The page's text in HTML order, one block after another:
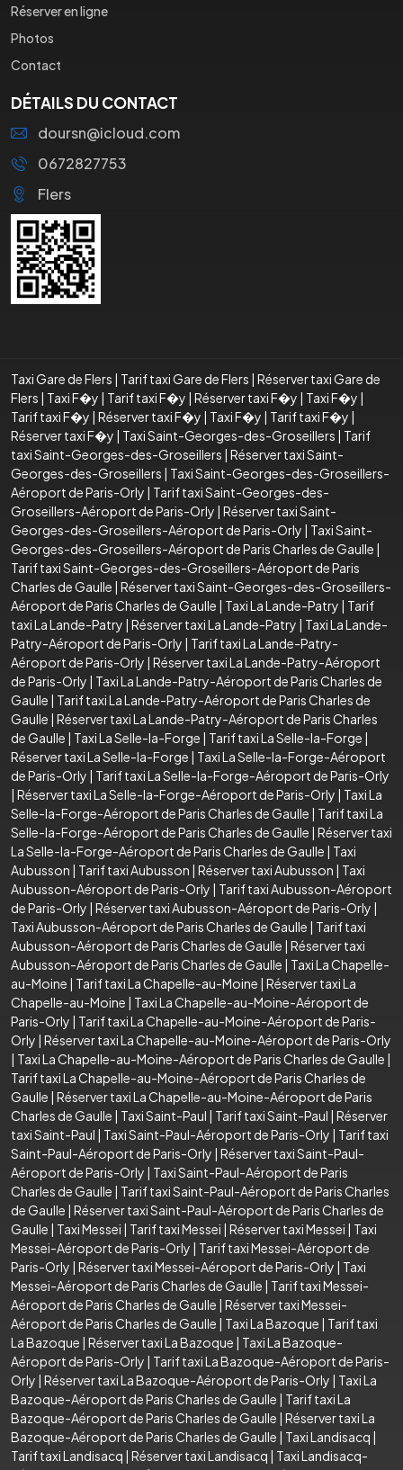
Réserver en ligne
Photos
Contact
DÉTAILS DU CONTACT
doursn@icloud.com
0672827753
Flers
Taxi Gare de Flers | Tarif taxi Gare de Flers | Réserver taxi Gare de
Flers | Taxi F�y | Tarif taxi F�y | Réserver taxi F�y | Taxi F�y |
Tarif taxi F�y | Réserver taxi F�y | Taxi F�y | Tarif taxi F�y |
Réserver taxi F�y | Taxi Saint-Georges-des-Groseillers | Tarif
taxi Saint-Georges-des-Groseillers | Réserver taxi Saint-
Georges-des-Groseillers | Taxi Saint-Georges-des-Groseillers-
Aéroport de Paris-Orly | Tarif taxi Saint-Georges-des-
Groseillers-Aéroport de Paris-Orly | Réserver taxi Saint-
Georges-des-Groseillers-Aéroport de Paris-Orly | Taxi Saint-
Georges-des-Groseillers-Aéroport de Paris Charles de Gaulle |
Tarif taxi Saint-Georges-des-Groseillers-Aéroport de Paris
Charles de Gaulle | Réserver taxi Saint-Georges-des-Groseillers-
Aéroport de Paris Charles de Gaulle | Taxi La Lande-Patry | Tarif
taxi La Lande-Patry | Réserver taxi La Lande-Patry | Taxi La Lande-
Patry-Aéroport de Paris-Orly | Tarif taxi La Lande-Patry-
Aéroport de Paris-Orly | Réserver taxi La Lande-Patry-Aéroport
de Paris-Orly | Taxi La Lande-Patry-Aéroport de Paris Charles de
Gaulle | Tarif taxi La Lande-Patry-Aéroport de Paris Charles de
Gaulle | Réserver taxi La Lande-Patry-Aéroport de Paris Charles
de Gaulle | Taxi La Selle-la-Forge | Tarif taxi La Selle-la-Forge |
Réserver taxi La Selle-la-Forge | Taxi La Selle-la-Forge-Aéroport
de Paris-Orly | Tarif taxi La Selle-la-Forge-Aéroport de Paris-Orly
| Réserver taxi La Selle-la-Forge-Aéroport de Paris-Orly | Taxi La
Selle-la-Forge-Aéroport de Paris Charles de Gaulle | Tarif taxi La
Selle-la-Forge-Aéroport de Paris Charles de Gaulle | Réserver taxi
La Selle-la-Forge-Aéroport de Paris Charles de Gaulle | Taxi
Aubusson | Tarif taxi Aubusson | Réserver taxi Aubusson | Taxi
Aubusson-Aéroport de Paris-Orly | Tarif taxi Aubusson-Aéroport
de Paris-Orly | Réserver taxi Aubusson-Aéroport de Paris-Orly |
Taxi Aubusson-Aéroport de Paris Charles de Gaulle | Tarif taxi
Aubusson-Aéroport de Paris Charles de Gaulle | Réserver taxi
Aubusson-Aéroport de Paris Charles de Gaulle | Taxi La Chapelle-
au-Moine | Tarif taxi La Chapelle-au-Moine | Réserver taxi La
Chapelle-au-Moine | Taxi La Chapelle-au-Moine-Aéroport de
Paris-Orly | Tarif taxi La Chapelle-au-Moine-Aéroport de Paris-
Orly | Réserver taxi La Chapelle-au-Moine-Aéroport de Paris-Orly
| Taxi La Chapelle-au-Moine-Aéroport de Paris Charles de Gaulle |
Tarif taxi La Chapelle-au-Moine-Aéroport de Paris Charles de
Gaulle | Réserver taxi La Chapelle-au-Moine-Aéroport de Paris
Charles de Gaulle | Taxi Saint-Paul | Tarif taxi Saint-Paul | Réserver
taxi Saint-Paul | Taxi Saint-Paul-Aéroport de Paris-Orly | Tarif taxi
Saint-Paul-Aéroport de Paris-Orly | Réserver taxi Saint-Paul-
Aéroport de Paris-Orly | Taxi Saint-Paul-Aéroport de Paris
Charles de Gaulle | Tarif taxi Saint-Paul-Aéroport de Paris Charles
de Gaulle | Réserver taxi Saint-Paul-Aéroport de Paris Charles de
Gaulle | Taxi Messei | Tarif taxi Messei | Réserver taxi Messei | Taxi
Messei-Aéroport de Paris-Orly | Tarif taxi Messei-Aéroport de
Paris-Orly | Réserver taxi Messei-Aéroport de Paris-Orly | Taxi
Messei-Aéroport de Paris Charles de Gaulle | Tarif taxi Messei-
Aéroport de Paris Charles de Gaulle | Réserver taxi Messei-
Aéroport de Paris Charles de Gaulle | Taxi La Bazoque | Tarif taxi
La Bazoque | Réserver taxi La Bazoque | Taxi La Bazoque-
Aéroport de Paris-Orly | Tarif taxi La Bazoque-Aéroport de Paris-
Orly | Réserver taxi La Bazoque-Aéroport de Paris-Orly | Taxi La
Bazoque-Aéroport de Paris Charles de Gaulle | Tarif taxi La
Bazoque-Aéroport de Paris Charles de Gaulle | Réserver taxi La
Bazoque-Aéroport de Paris Charles de Gaulle | Taxi Landisacq |
Tarif taxi Landisacq | Réserver taxi Landisacq | Taxi Landisacq-